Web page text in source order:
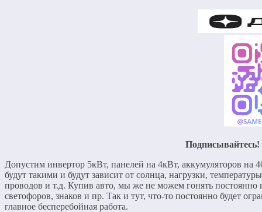
Допустим инвертор 5кВт, панелей на 4кВт, аккумуляторов на
будут такими и будут зависит от солнца, нагрузки,
проводов и т.д. Купив авто, мы же не можем гонять постоянно
светофоров, знаков и пр. Так и тут, что-то постоянно будет
главное бесперебойная работа.